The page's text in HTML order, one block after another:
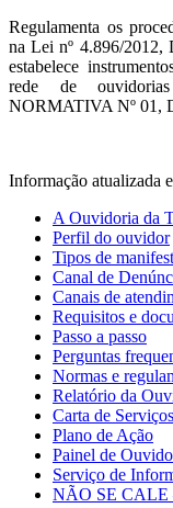
Regulamenta os
na Lei nº 4.896/2012,
estabelece
rede de
NORMATIVA Nº 01,
Informação atualizada
A Ouvidoria da
Perfil do ouvidor
Tipos de
Canal de
Canais de
Requisitos e
Passo a passo
Perguntas
Normas e
Relatório da
Carta de
Plano de Ação
Painel de
Serviço de
NÃO SE CALE